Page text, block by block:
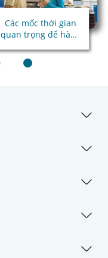
Các mốc thời gian
quan trọng để hành
thuận lợi